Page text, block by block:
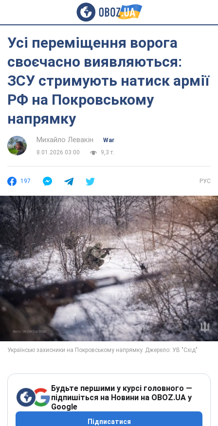
Усі переміщення ворога
своєчасно виявляються:
ЗСУ стримують натиск армії
РФ на Покровському
напрямку
Михайло Левакін
War
8.01.2026 03:00
9,3 т.
197 РУС
Будьте першими у курсі головного —
підпишіться на Новини на OBOZ.UA у
Google
Підписатися